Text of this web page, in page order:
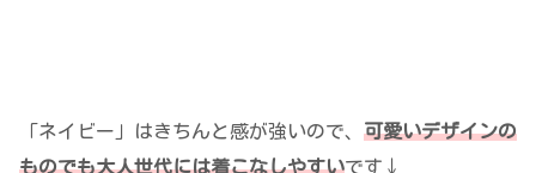
「ネイビー」はきちんと感が強いので、 可愛いデザインの
ものでも大人世代には着こなしやすいです↓